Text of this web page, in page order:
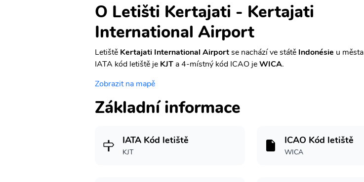
O Letišti Kertajati - Kertajati
International Airport
Letiště Kertajati International Airportse nachází ve státě Indonésie u města
IATA kód letiště je KJT a 4-místný kód ICAO jeWICA.
Zobrazit na mapě
Základní informace
IATA Kód letiště
KJT
ICAO Kód letiště
WICA